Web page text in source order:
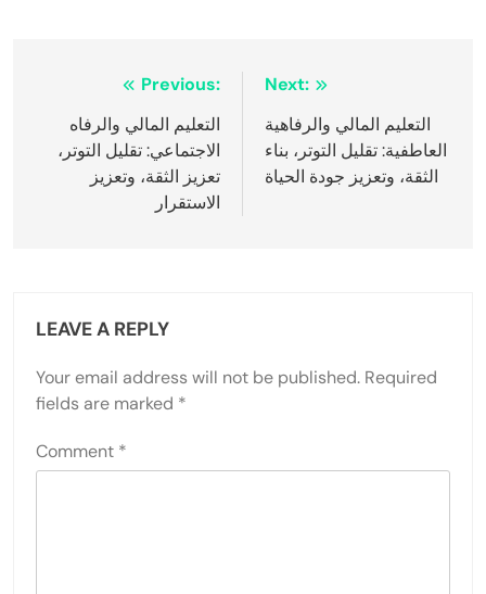
navigation
Previous:
التعليم المالي والرفاه
الاجتماعي: تقليل التوتر،
تعزيز الثقة، وتعزيز
الاستقرار
Next:
التعليم المالي والرفاهية
العاطفية: تقليل التوتر، بناء
الثقة، وتعزيز جودة الحياة
LEAVE A REPLY
Your email address will not be published. Required
fields are marked *
Comment *